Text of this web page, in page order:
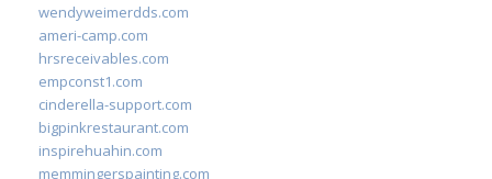
wendyweimerdds.com
ameri-camp.com
hrsreceivables.com
empconst1.com
cinderella-support.com
bigpinkrestaurant.com
inspirehuahin.com
memmingerspainting.com